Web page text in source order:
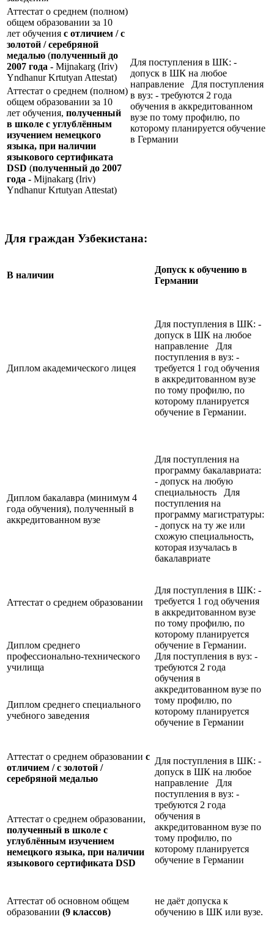
Аттестат о среднем (полном)
общем образовании за 10
лет обучения с отличием / с
золотой / серебряной
медалью (полученный до
2007 года - Mijnakarg (Iriv)
Yndhanur Krtutyan Attestat)
Для поступления в ШК: -
допуск в ШК на любое
направление Для поступления
в вуз: - требуются 2 года
обучения в аккредитованном
вузе по тому профилю, по
которому планируется обучение
в Германии
Аттестат о среднем (полном)
общем образовании за 10
лет обучения, полученный
в школе с углублённым
изучением немецкого
языка, при наличии
языкового сертификата
DSD (полученный до 2007
года - Mijnakarg (Iriv)
Yndhanur Krtutyan Attestat)
Для граждан Узбекистана:
В наличии
Допуск к обучению в
Германии
Диплом академического лицея
Для поступления в ШК: -
допуск в ШК на любое
направление Для
поступления в вуз: -
требуется 1 год обучения
в аккредитованном вузе
по тому профилю, по
которому планируется
обучение в Германии.
Диплом бакалавра (минимум 4
года обучения), полученный в
аккредитованном вузе
Для поступления на
программу бакалавриата:
- допуск на любую
специальность Для
поступления на
программу магистратуры:
- допуск на ту же или
схожую специальность,
которая изучалась в
бакалавриате
Аттестат о среднем образовании
Для поступления в ШК: -
требуется 1 год обучения
в аккредитованном вузе
по тому профилю, по
которому планируется
обучение в Германии.
Для поступления в вуз: -
требуются 2 года
обучения в
аккредитованном вузе по
тому профилю, по
которому планируется
обучение в Германии
Диплом среднего
профессионально-технического
училища
Диплом среднего специального
учебного заведения
Аттестат о среднем образовании с
отличием / с золотой /
серебряной медалью
Для поступления в ШК: -
допуск в ШК на любое
направление Для
поступления в вуз: -
требуются 2 года
обучения в
аккредитованном вузе по
тому профилю, по
которому планируется
обучение в Германии
Аттестат о среднем образовании,
полученный в школе с
углублённым изучением
немецкого языка, при наличии
языкового сертификата DSD
Аттестат об основном общем
образовании (9 классов)
не даёт допуска к
обучению в ШК или вузе.